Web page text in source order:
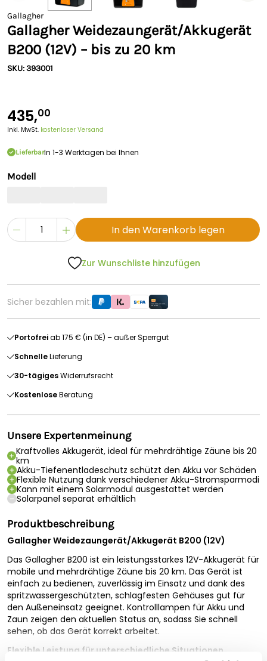
Gallagher
Gallagher Weidezaungerät/Akkugerät
B200 (12V) – bis zu 20 km
SKU: 393001
435,00
Inkl. MwSt. kostenloser Versand
LieferbarIn 1-3 Werktagen bei Ihnen
Modell
In den Warenkorb legen
Zur Wunschliste hinzufügen
Sicher bezahlen mit:
Portofreiab 175 € (in DE) – außer Sperrgut
SchnelleLieferung
30-tägigesWiderrufsrecht
KostenloseBeratung
Unsere Expertenmeinung
Kraftvolles Akkugerät, ideal für mehrdrähtige Zäune bis 20
km
Akku-Tiefenentladeschutz schützt den Akku vor Schäden
Flexible Nutzung dank verschiedener Akku-Stromsparmodi
Kann mit einem Solarmodul ausgestattet werden
Solarpanel separat erhältlich
Produktbeschreibung
Gallagher Weidezaungerät/Akkugerät B200 (12V)
Das Gallagher B200 ist ein leistungsstarkes 12V-Akkugerät für
mobile und mehrdrähtige Zäune bis 20 km. Das Gerät ist
einfach zu bedienen, zuverlässig im Einsatz und dank des
spritzwassergeschützten, schlagfesten Gehäuses gut für
den Außeneinsatz geeignet. Kontrolllampen für Akku und
Zaun zeigen den aktuellen Status an, sodass Sie schnell
sehen, ob das Gerät korrekt arbeitet.
Flexible Leistung für unterschiedliche Situationen